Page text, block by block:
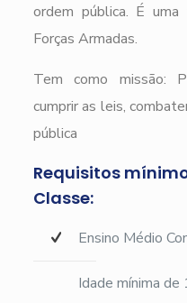
ordem pública. É
Forças Armadas.
Tem como missão:
cumprir as leis,
pública
Requisitos
Classe:
Ensino Médio
Idade mínima